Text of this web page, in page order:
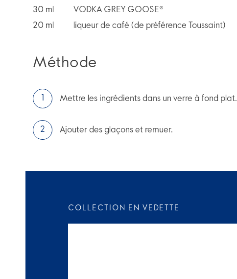
30 ml
VODKA GREY GOOSE®
20 ml liqueur de café (de préférence Toussaint)
Méthode
Mettre les ingrédients dans un verre à fond plat.
Ajouter des glaçons et remuer.
COLLECTION EN VEDETTE